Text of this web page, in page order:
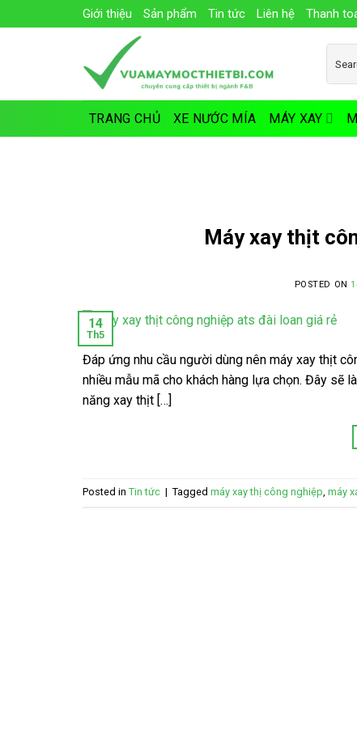
to
Giới thiệu Sản phẩm Tin tức Liên hệ Thanh
for:
TRANG CHỦ XE NƯỚC MÍA MÁY XAY
Máy xay thịt
POSTED ON
14
Th5
Đáp ứng nhu cầu người dùng nên máy xay thịt
nhiều mẫu mã cho khách hàng lựa chọn. Đây
năng xay thịt […]
Posted in Tin tức | Tagged máy xay thị công nghiệp, máy